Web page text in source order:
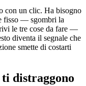
con un clic. Ha bisogno
fisso — sgombri la
le tre cose da fare —
diventa il segnale che
smette di costarti
distraggono